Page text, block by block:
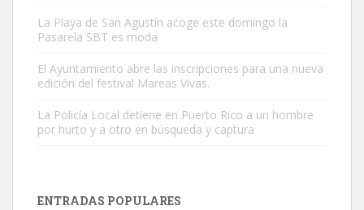
Este gato macho ha aparecido en la calle hace menos de un mes,
Leales.org » Gran Canaria
9.7.2025
Adopción urgente
La Playa de San Agustín acoge este domingo la
Pasarela SBT es moda
El Ayuntamiento abre las inscripciones para una nueva
edición del festival Mareas Vivas.
La Policía Local detiene en Puerto Rico a un hombre
por hurto y a otro en búsqueda y captura
ENTRADAS POPULARES